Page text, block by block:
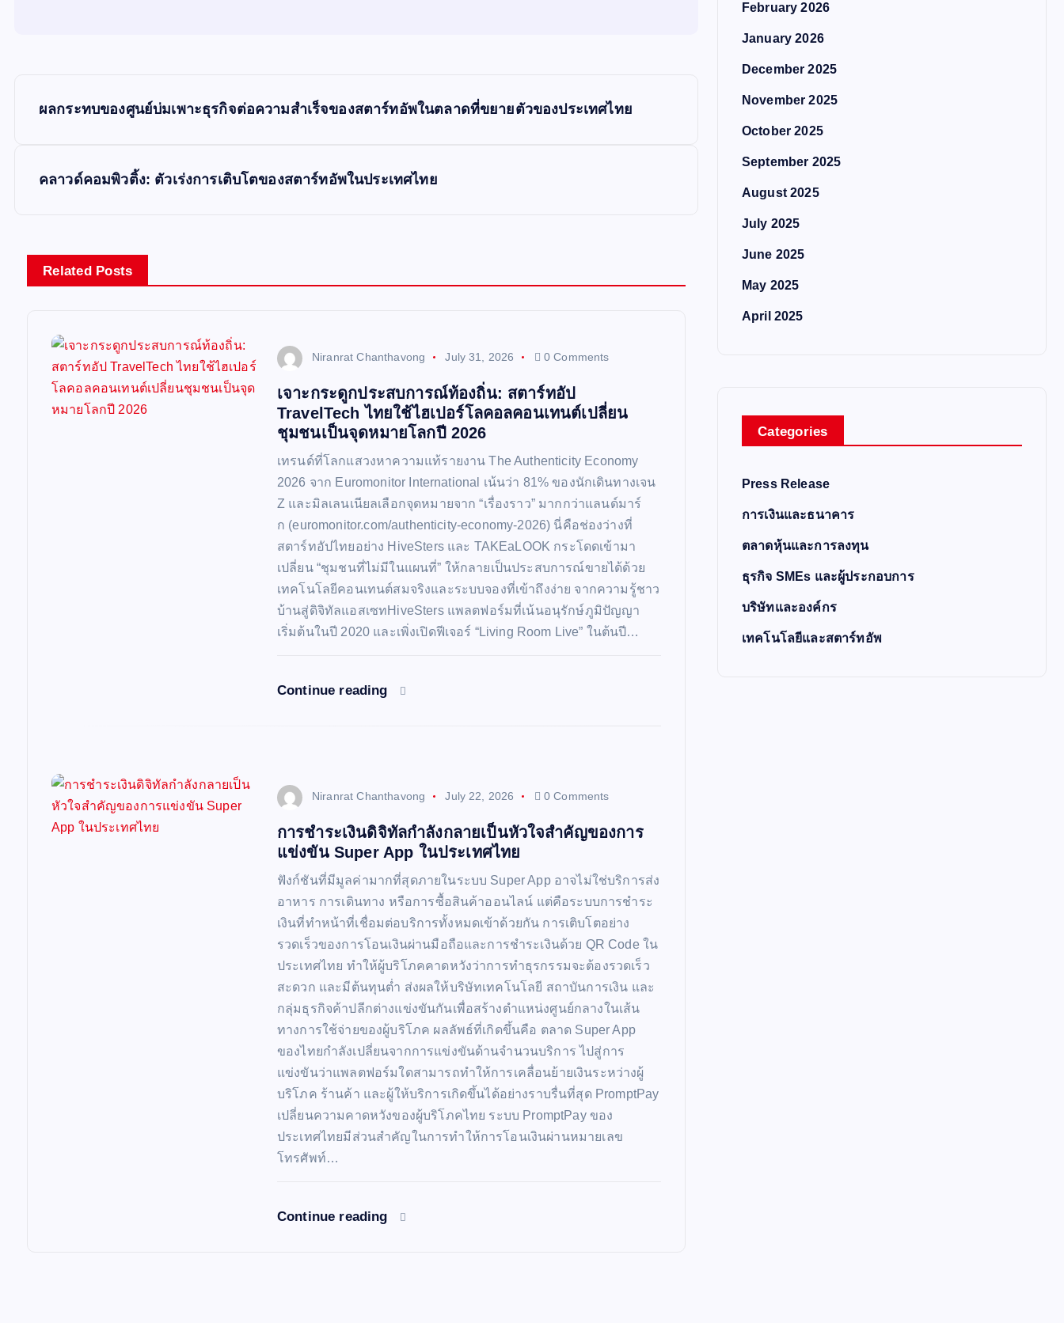
ผลกระทบของศูนย์บ่มเพาะธุรกิจต่อความสำเร็จของสตาร์ทอัพในตลาดที่ขยายตัวของประเทศไทย
คลาวด์คอมพิวติ้ง: ตัวเร่งการเติบโตของสตาร์ทอัพในประเทศไทย
Related Posts
Niranrat Chanthavong July 31, 2026 0 Comments
เจาะกระดูกประสบการณ์ท้องถิ่น: สตาร์ทอัป
TravelTech ไทยใช้ไฮเปอร์โลคอลคอนเทนต์เปลี่ยน
ชุมชนเป็นจุดหมายโลกปี 2026
เทรนด์ที่โลกแสวงหาความแท้รายงาน The Authenticity Economy
2026 จาก Euromonitor International เน้นว่า 81% ของนักเดินทางเจน
Z และมิลเลนเนียลเลือกจุดหมายจาก “เรื่องราว” มากกว่าแลนด์มาร์
ก (euromonitor.com/authenticity-economy-2026) นี่คือช่องว่างที่
สตาร์ทอัปไทยอย่าง HiveSters และ TAKEaLOOK กระโดดเข้ามา
เปลี่ยน “ชุมชนที่ไม่มีในแผนที่” ให้กลายเป็นประสบการณ์ขายได้ด้วย
เทคโนโลยีคอนเทนต์สมจริงและระบบจองที่เข้าถึงง่าย จากความรู้ชาว
บ้านสู่ดิจิทัลแอสเซทHiveSters แพลตฟอร์มที่เน้นอนุรักษ์ภูมิปัญญา
เริ่มต้นในปี 2020 และเพิ่งเปิดฟีเจอร์ “Living Room Live” ในต้นปี…
Continue reading
Niranrat Chanthavong July 22, 2026 0 Comments
การชำระเงินดิจิทัลกำลังกลายเป็นหัวใจสำคัญของการ
แข่งขัน Super App ในประเทศไทย
ฟังก์ชันที่มีมูลค่ามากที่สุดภายในระบบ Super App อาจไม่ใช่บริการส่ง
อาหาร การเดินทาง หรือการซื้อสินค้าออนไลน์ แต่คือระบบการชำระ
เงินที่ทำหน้าที่เชื่อมต่อบริการทั้งหมดเข้าด้วยกัน การเติบโตอย่าง
รวดเร็วของการโอนเงินผ่านมือถือและการชำระเงินด้วย QR Code ใน
ประเทศไทย ทำให้ผู้บริโภคคาดหวังว่าการทำธุรกรรมจะต้องรวดเร็ว
สะดวก และมีต้นทุนต่ำ ส่งผลให้บริษัทเทคโนโลยี สถาบันการเงิน และ
กลุ่มธุรกิจค้าปลีกต่างแข่งขันกันเพื่อสร้างตำแหน่งศูนย์กลางในเส้น
ทางการใช้จ่ายของผู้บริโภค ผลลัพธ์ที่เกิดขึ้นคือ ตลาด Super App
ของไทยกำลังเปลี่ยนจากการแข่งขันด้านจำนวนบริการ ไปสู่การ
แข่งขันว่าแพลตฟอร์มใดสามารถทำให้การเคลื่อนย้ายเงินระหว่างผู้
บริโภค ร้านค้า และผู้ให้บริการเกิดขึ้นได้อย่างราบรื่นที่สุด PromptPay
เปลี่ยนความคาดหวังของผู้บริโภคไทย ระบบ PromptPay ของ
ประเทศไทยมีส่วนสำคัญในการทำให้การโอนเงินผ่านหมายเลข
โทรศัพท์…
Continue reading
February 2026
January 2026
December 2025
November 2025
October 2025
September 2025
August 2025
July 2025
June 2025
May 2025
April 2025
Categories
Press Release
การเงินและธนาคาร
ตลาดหุ้นและการลงทุน
ธุรกิจ SMEs และผู้ประกอบการ
บริษัทและองค์กร
เทคโนโลยีและสตาร์ทอัพ